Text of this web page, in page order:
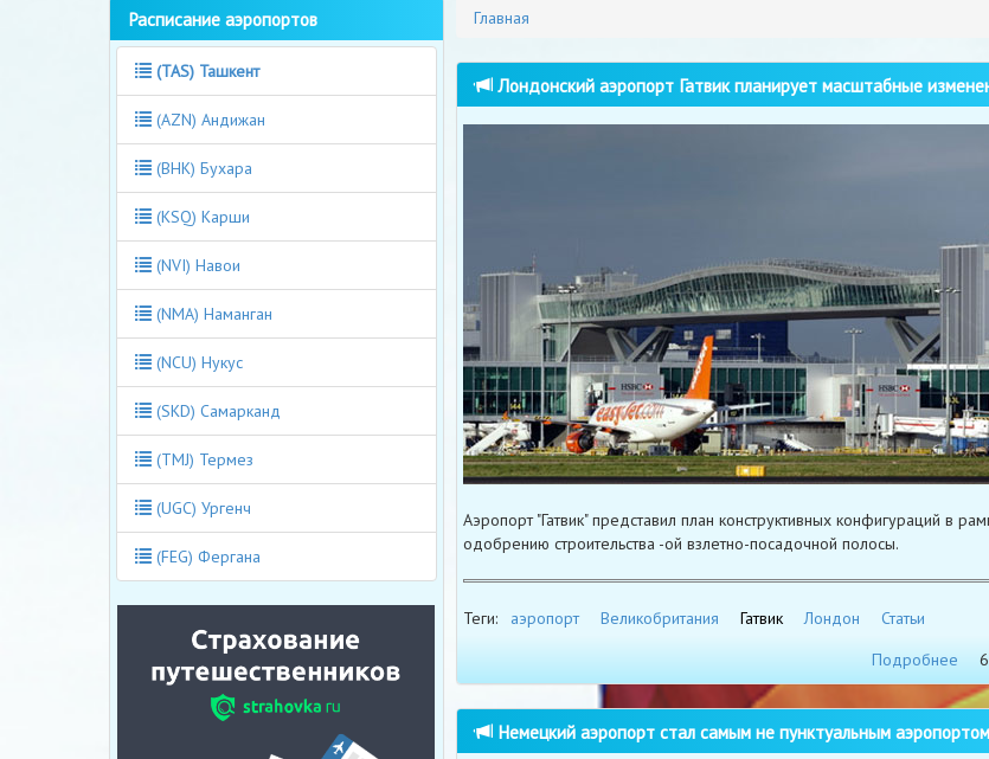
Главная
Лондонский аэропорт Гатвик планирует масштабные
Аэропорт "Гатвик" представил план конструктивных конфигураций в
одобрению строительства -ой взлетно-посадочной полосы.
Теги: аэропорт Великобритания Гатвик Лондон
Статьи
Подробнее
Немецкий аэропорт стал самым не пунктуальным
Расписание аэропортов
(TAS) Ташкент
(AZN) Андижан
(BHK) Бухара
(KSQ) Карши
(NVI) Навои
(NMA) Наманган
(NCU) Нукус
(SKD) Самарканд
(TMJ) Термез
(UGC) Ургенч
(FEG) Фергана